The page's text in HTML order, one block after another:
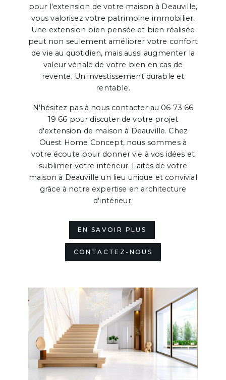
pour l'extension de votre maison à Deauville,
vous valorisez votre patrimoine immobilier.
Une extension bien pensée et bien réalisée
peut non seulement améliorer votre confort
de vie au quotidien, mais aussi augmenter la
valeur vénale de votre bien en cas de
revente. Un investissement durable et
rentable.
N'hésitez pas à nous contacter au 06 73 66
19 66 pour discuter de votre projet
d'extension de maison à Deauville. Chez
Ouest Home Concept, nous sommes à
votre écoute pour donner vie à vos idées et
sublimer votre intérieur. Faites de votre
maison à Deauville un lieu unique et convivial
grâce à notre expertise en architecture
d'intérieur.
EN SAVOIR PLUS
CONTACTEZ-NOUS